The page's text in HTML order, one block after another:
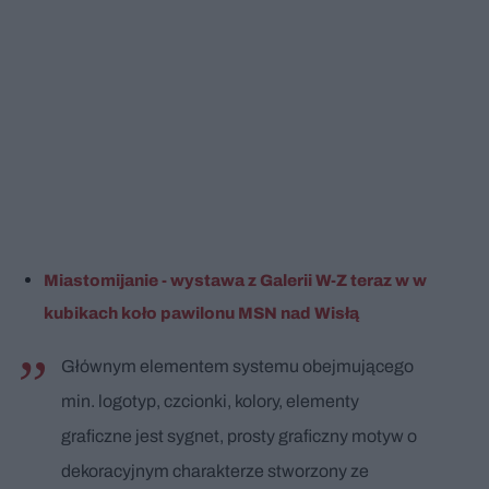
Miastomijanie - wystawa z Galerii W-Z teraz w w
kubikach koło pawilonu MSN nad Wisłą
Głównym elementem systemu obejmującego
min. logotyp, czcionki, kolory, elementy
graficzne jest sygnet, prosty graficzny motyw o
dekoracyjnym charakterze stworzony ze